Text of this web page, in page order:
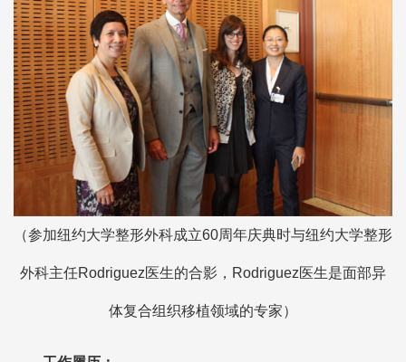
（参加纽约大学整形外科成立60周年庆典时与纽约大学整形
外科主任Rodriguez医生的合影，Rodriguez医生是面部异
体复合组织移植领域的专家）